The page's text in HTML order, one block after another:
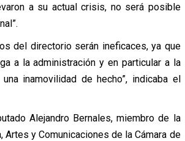
a su actual crisis, no será posible
del directorio serán ineficaces, ya que
a la administración y en particular a la
inamovilidad de hecho”, indicaba el
Alejandro Bernales, miembro de la
Artes y Comunicaciones de la Cámara de